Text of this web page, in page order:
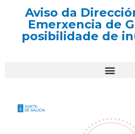
Aviso da
Emerxencia de
posibilidade de